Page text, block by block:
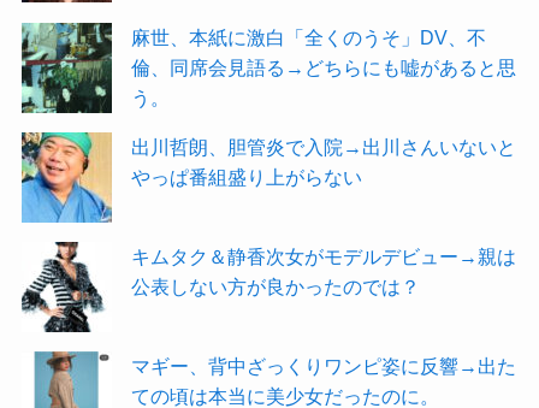
麻世、本紙に激白「全くのうそ」DV、不
倫、同席会見語る→どちらにも嘘があると思
う。
出川哲朗、胆管炎で入院→出川さんいないと
やっぱ番組盛り上がらない
キムタク＆静香次女がモデルデビュー→親は
公表しない方が良かったのでは？
マギー、背中ざっくりワンピ姿に反響→出た
ての頃は本当に美少女だったのに。